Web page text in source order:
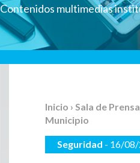
Contenidos multimedias
Inicio › Sala de Prensa
Municipio
Seguridad - 16/